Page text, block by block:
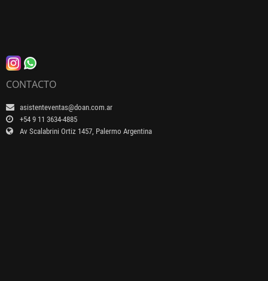
CONTACTO
asistenteventas@doan.com.ar
+54 9 11 3634-4885
Av Scalabrini Ortiz 1457, Palermo Argentina